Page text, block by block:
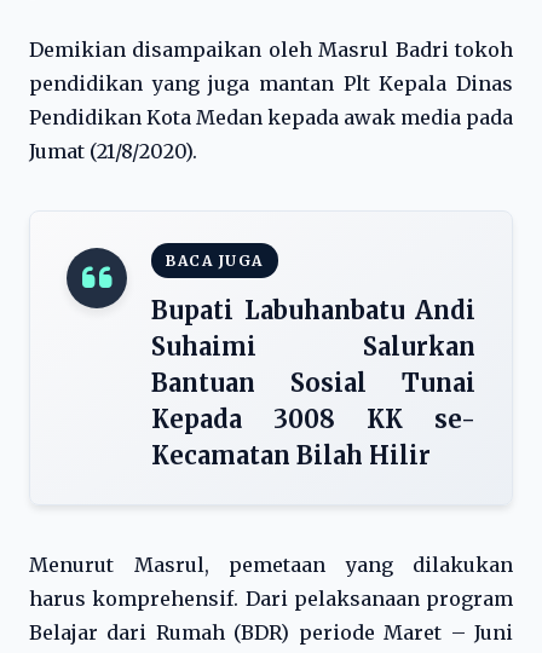
Demikian disampaikan oleh Masrul Badri tokoh
pendidikan yang juga mantan Plt Kepala Dinas
Pendidikan Kota Medan kepada awak media pada
Jumat (21/8/2020).
BACA JUGA
Bupati Labuhanbatu Andi
Suhaimi Salurkan
Bantuan Sosial Tunai
Kepada 3008 KK se-
Kecamatan Bilah Hilir
Menurut Masrul, pemetaan yang dilakukan
harus komprehensif. Dari pelaksanaan program
Belajar dari Rumah (BDR) periode Maret – Juni